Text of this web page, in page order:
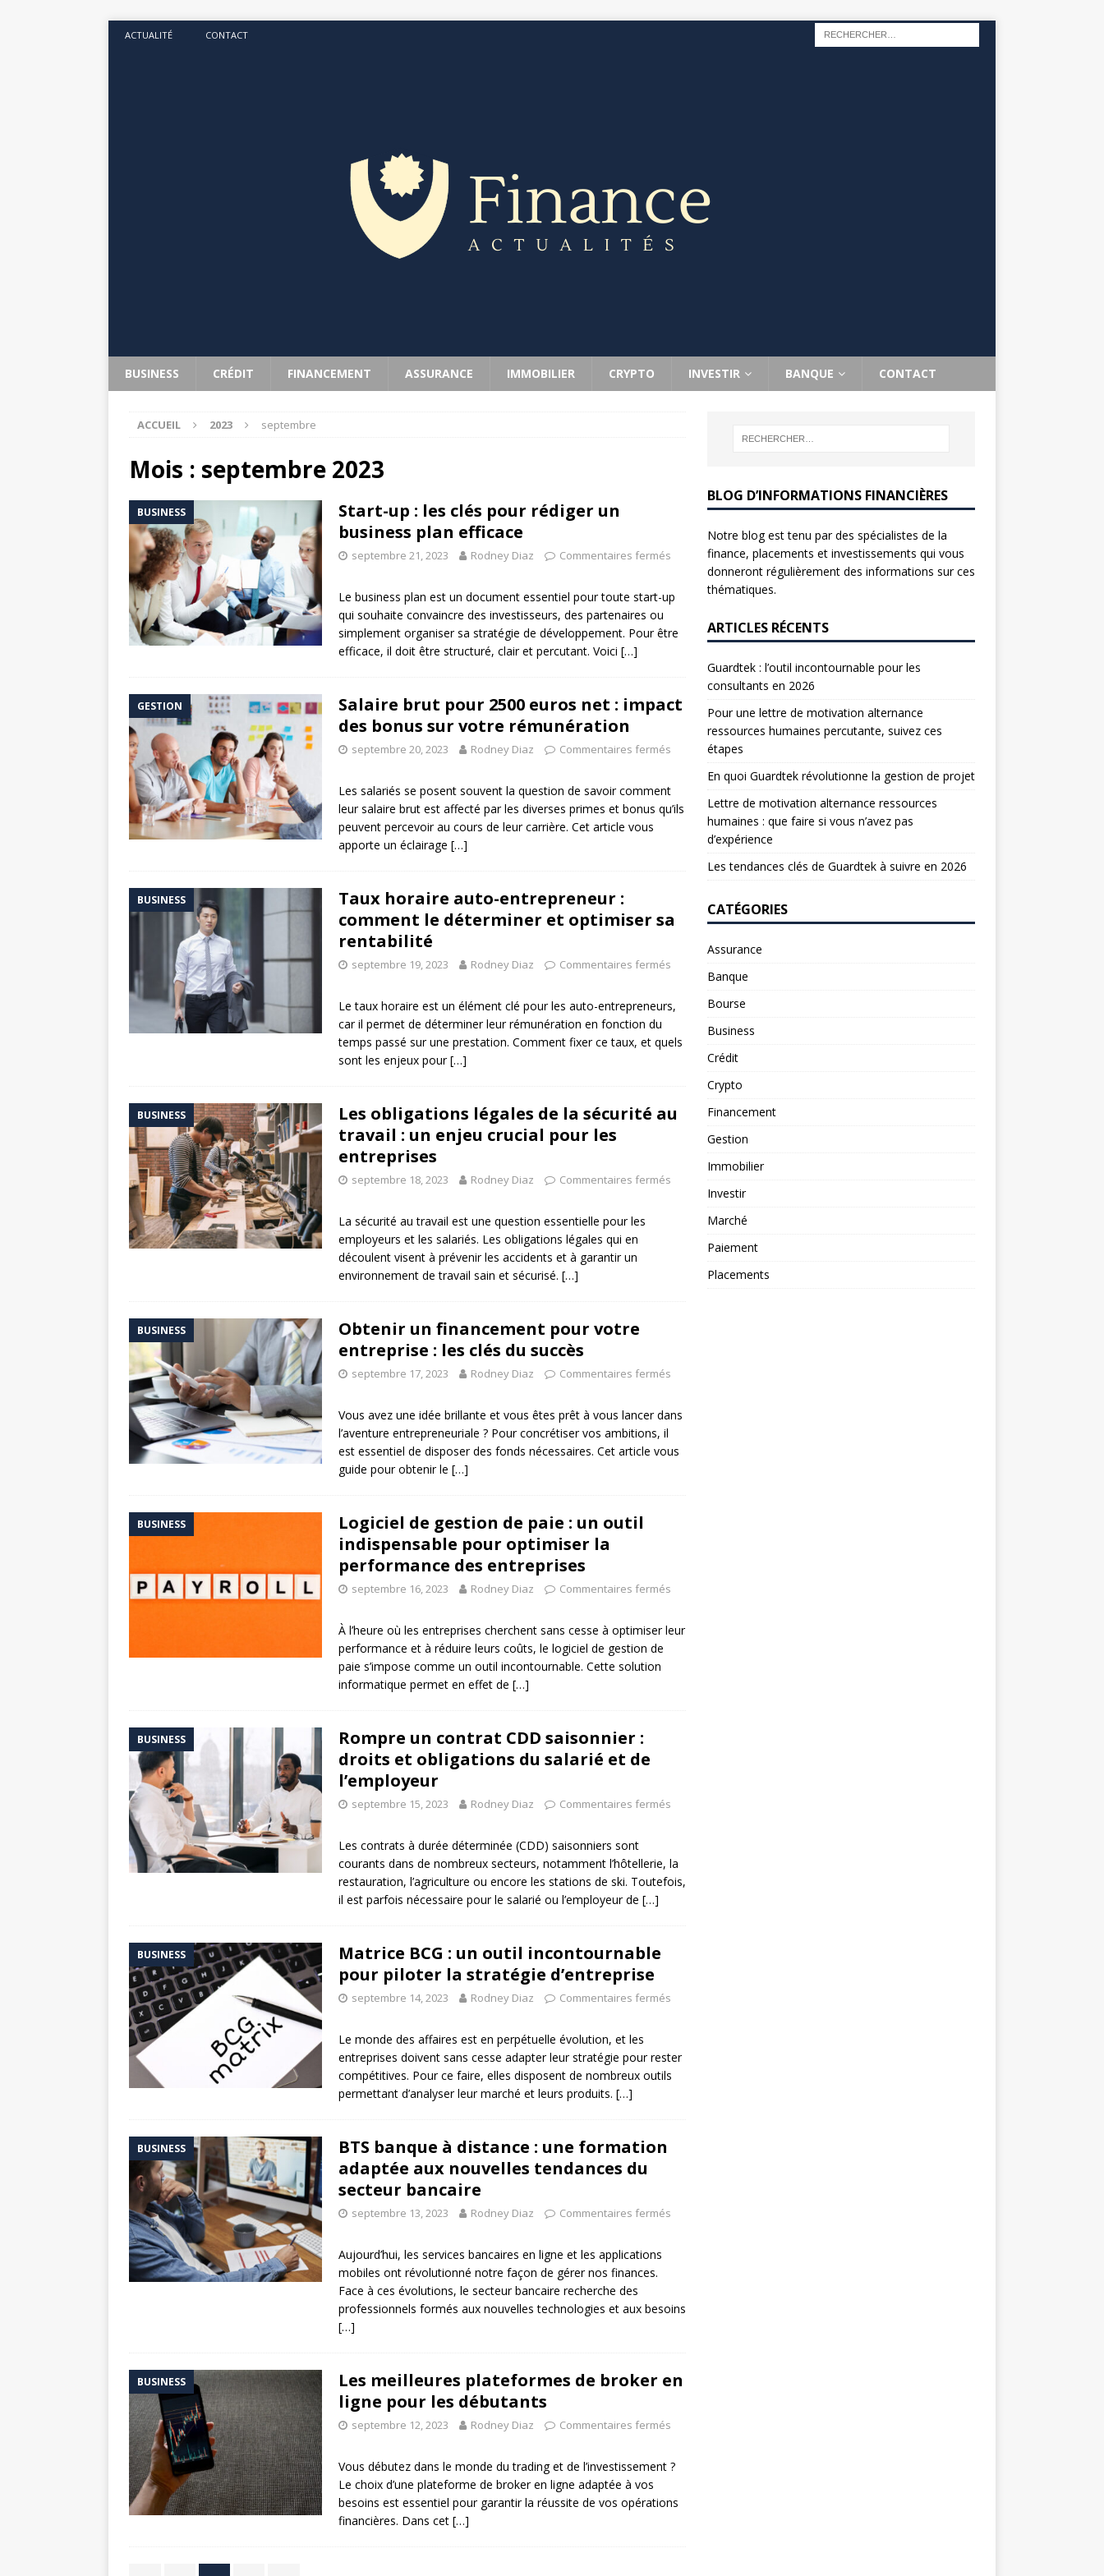
ACTUALITÉ CONTACT
BUSINESS CRÉDIT FINANCEMENT ASSURANCE IMMOBILIER CRYPTO INVESTIR BANQUE CONTACT
ACCUEIL 2023 septembre
Mois : septembre 2023
BUSINESS
Start-up : les clés pour rédiger un
business plan efficace
septembre 21, 2023 Rodney Diaz Commentaires fermés
Le business plan est un document essentiel pour toute start-up
qui souhaite convaincre des investisseurs, des partenaires ou
simplement organiser sa stratégie de développement. Pour être
efficace, il doit être structuré, clair et percutant. Voici […]
GESTION
Salaire brut pour 2500 euros net : impact
des bonus sur votre rémunération
septembre 20, 2023 Rodney Diaz Commentaires fermés
Les salariés se posent souvent la question de savoir comment
leur salaire brut est affecté par les diverses primes et bonus qu’ils
peuvent percevoir au cours de leur carrière. Cet article vous
apporte un éclairage […]
BUSINESS
Taux horaire auto-entrepreneur :
comment le déterminer et optimiser sa
rentabilité
septembre 19, 2023 Rodney Diaz Commentaires fermés
Le taux horaire est un élément clé pour les auto-entrepreneurs,
car il permet de déterminer leur rémunération en fonction du
temps passé sur une prestation. Comment fixer ce taux, et quels
sont les enjeux pour[…]
BUSINESS
Les obligations légales de la sécurité au
travail : un enjeu crucial pour les
entreprises
septembre 18, 2023 Rodney Diaz Commentaires fermés
La sécurité au travail est une question essentielle pour les
employeurs et les salariés. Les obligations légales qui en
découlent visent à prévenir les accidents et à garantir un
environnement de travail sain et sécurisé. […]
BUSINESS
Obtenir un financement pour votre
entreprise : les clés du succès
septembre 17, 2023 Rodney Diaz Commentaires fermés
Vous avez une idée brillante et vous êtes prêt à vous lancer dans
l’aventure entrepreneuriale ? Pour concrétiser vos ambitions, il
est essentiel de disposer des fonds nécessaires. Cet article vous
guide pour obtenir le […]
BUSINESS
Logiciel de gestion de paie : un outil
indispensable pour optimiser la
performance des entreprises
septembre 16, 2023 Rodney Diaz Commentaires fermés
À l’heure où les entreprises cherchent sans cesse à optimiser leur
performance et à réduire leurs coûts, le logiciel de gestion de
paie s’impose comme un outil incontournable. Cette solution
informatique permet en effet de […]
BUSINESS
Rompre un contrat CDD saisonnier :
droits et obligations du salarié et de
l’employeur
septembre 15, 2023 Rodney Diaz Commentaires fermés
Les contrats à durée déterminée (CDD) saisonniers sont
courants dans de nombreux secteurs, notamment l’hôtellerie, la
restauration, l’agriculture ou encore les stations de ski. Toutefois,
il est parfois nécessaire pour le salarié ou l’employeur de […]
BUSINESS
Matrice BCG : un outil incontournable
pour piloter la stratégie d’entreprise
septembre 14, 2023 Rodney Diaz Commentaires fermés
Le monde des affaires est en perpétuelle évolution, et les
entreprises doivent sans cesse adapter leur stratégie pour rester
compétitives. Pour ce faire, elles disposent de nombreux outils
permettant d’analyser leur marché et leurs produits. […]
BUSINESS
BTS banque à distance : une formation
adaptée aux nouvelles tendances du
secteur bancaire
septembre 13, 2023 Rodney Diaz Commentaires fermés
Aujourd’hui, les services bancaires en ligne et les applications
mobiles ont révolutionné notre façon de gérer nos finances.
Face à ces évolutions, le secteur bancaire recherche des
professionnels formés aux nouvelles technologies et aux besoins
[…]
BUSINESS
Les meilleures plateformes de broker en
ligne pour les débutants
septembre 12, 2023 Rodney Diaz Commentaires fermés
Vous débutez dans le monde du trading et de l’investissement ?
Le choix d’une plateforme de broker en ligne adaptée à vos
besoins est essentiel pour garantir la réussite de vos opérations
financières. Dans cet […]
BLOG D’INFORMATIONS FINANCIÈRES
Notre blog est tenu par des spécialistes de la
finance, placements et investissements qui vous
donneront régulièrement des informations sur ces
thématiques.
ARTICLES RÉCENTS
Guardtek : l’outil incontournable pour les
consultants en 2026
Pour une lettre de motivation alternance
ressources humaines percutante, suivez ces
étapes
En quoi Guardtek révolutionne la gestion de projet
Lettre de motivation alternance ressources
humaines : que faire si vous n’avez pas
d’expérience
Les tendances clés de Guardtek à suivre en 2026
CATÉGORIES
Assurance
Banque
Bourse
Business
Crédit
Crypto
Financement
Gestion
Immobilier
Investir
Marché
Paiement
Placements